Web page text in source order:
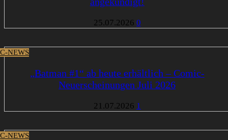
25.07.2026 0
NEWS
„Batman #1“ ab heute erhältlich – Comic-
Neuerscheinungen Juli 2026
21.07.2026 1
NEWS